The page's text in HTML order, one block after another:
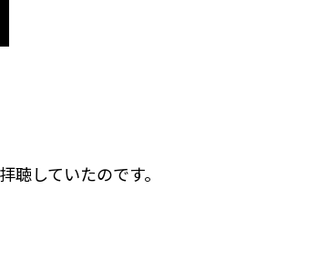
していたのです。